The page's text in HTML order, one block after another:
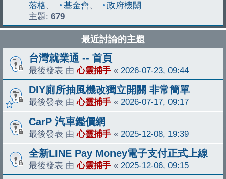
落格
基金會
政府機關
主題: 679
最近討論的主題
台灣就業通 -- 首頁
最後發表 由心靈捕手 « 2026-07-23, 09:44
DIY廁所抽風機改獨立開關 非常簡單
最後發表 由心靈捕手 « 2026-07-17, 09:17
CarP 汽車鑑價網
最後發表 由心靈捕手 « 2025-12-08, 19:39
全新LINE Pay Money電子支付正式上線
最後發表 由心靈捕手 « 2025-12-06, 09:15